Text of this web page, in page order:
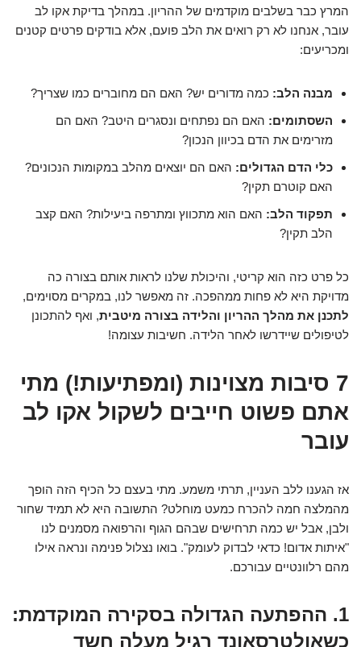
המרץ כבר בשלבים מוקדמים של ההריון. במהלך בדיקת אקו לב
עובר, אנחנו לא רק רואים את הלב פועם, אלא בודקים פרטים קטנים
ומכריעים:
מבנה הלב: כמה מדורים יש? האם הם מחוברים כמו שצריך?
השסתומים: האם הם נפתחים ונסגרים היטב? האם הם
מזרימים את הדם בכיוון הנכון?
כלי הדם הגדולים: האם הם יוצאים מהלב במקומות הנכונים?
האם קוטרם תקין?
תפקוד הלב: האם הוא מתכווץ ומתרפה ביעילות? האם קצב
הלב תקין?
כל פרט כזה הוא קריטי, והיכולת שלנו לראות אותם בצורה כה
מדויקת היא לא פחות ממהפכה. זה מאפשר לנו, במקרים מסוימים,
לתכנן את מהלך ההריון והלידה בצורה מיטבית, ואף להתכונן
לטיפולים שיידרשו לאחר הלידה. חשיבות עצומה!
7 סיבות מצוינות (ומפתיעות!) מתי
אתם פשוט חייבים לשקול אקו לב
עובר
אז הגענו ללב העניין, תרתי משמע. מתי בעצם כל הכיף הזה הופך
מהמלצה חמה להכרח כמעט מוחלט? התשובה היא לא תמיד שחור
ולבן, אבל יש כמה תרחישים שבהם הגוף והרפואה מסמנים לנו
"איתות אדום! כדאי לבדוק לעומק". בואו נצלול פנימה ונראה אילו
מהם רלוונטיים עבורכם.
1. ההפתעה הגדולה בסקירה המוקדמת:
כשאולטרסאונד רגיל מעלה חשד